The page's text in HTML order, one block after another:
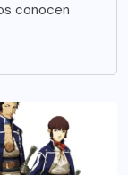
conocen